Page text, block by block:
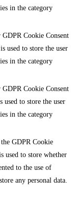
in the category
Cookie Consent
used to store the user
in the category
Cookie Consent
to store the user
in the category
GDPR Cookie
used to store whether
to the use of
any personal data.